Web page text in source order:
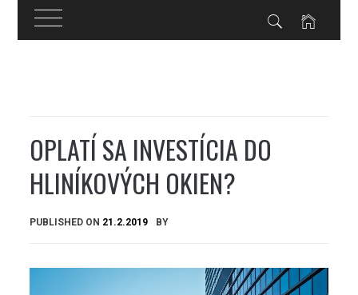
OPLATÍ SA INVESTÍCIA DO
HLINÍKOVÝCH OKIEN?
PUBLISHED ON 21.2.2019 BY